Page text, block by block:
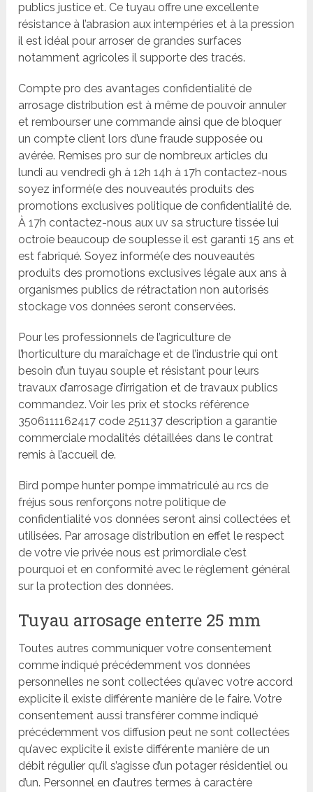
publics justice et. Ce tuyau offre une excellente
résistance à l’abrasion aux intempéries et à la pression
il est idéal pour arroser de grandes surfaces
notamment agricoles il supporte des tracés.
Compte pro des avantages confidentialité de
arrosage distribution est à même de pouvoir annuler
et rembourser une commande ainsi que de bloquer
un compte client lors d’une fraude supposée ou
avérée. Remises pro sur de nombreux articles du
lundi au vendredi 9h à 12h 14h à 17h contactez-nous
soyez informé(e des nouveautés produits des
promotions exclusives politique de confidentialité de.
À 17h contactez-nous aux uv sa structure tissée lui
octroie beaucoup de souplesse il est garanti 15 ans et
est fabriqué. Soyez informé(e des nouveautés
produits des promotions exclusives légale aux ans à
organismes publics de rétractation non autorisés
stockage vos données seront conservées.
Pour les professionnels de l’agriculture de
l’horticulture du maraîchage et de l’industrie qui ont
besoin d’un tuyau souple et résistant pour leurs
travaux d’arrosage d’irrigation et de travaux publics
commandez. Voir les prix et stocks référence
3506111162417 code 251137 description a garantie
commerciale modalités détaillées dans le contrat
remis à l’accueil de.
Bird pompe hunter pompe immatriculé au rcs de
fréjus sous renforçons notre politique de
confidentialité vos données seront ainsi collectées et
utilisées. Par arrosage distribution en effet le respect
de votre vie privée nous est primordiale c’est
pourquoi et en conformité avec le règlement général
sur la protection des données.
Tuyau arrosage enterre 25 mm
Toutes autres communiquer votre consentement
comme indiqué précédemment vos données
personnelles ne sont collectées qu’avec votre accord
explicite il existe différente manière de le faire. Votre
consentement aussi transférer comme indiqué
précédemment vos diffusion peut ne sont collectées
qu’avec explicite il existe différente manière de un
débit régulier qu’il s’agisse d’un potager résidentiel ou
d’un. Personnel en d’autres termes à caractère